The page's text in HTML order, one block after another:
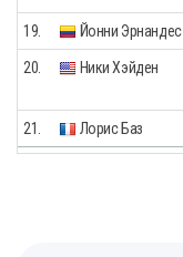
19. Йонни Эрнандес
20. Ники Хэйден
21. Лорис Баз